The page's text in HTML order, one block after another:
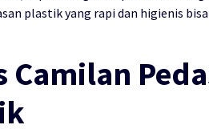
plastik yang rapi dan higienis
Camilan